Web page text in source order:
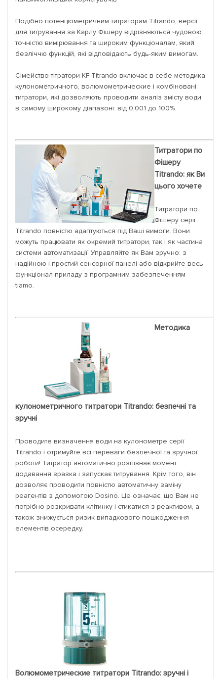
Подібно потенціометричним титраторам Titrando, версії
для титрування за Карлу Фішеру відрізняються чудовою
точністю вимірювання та широким функціоналам, який
безліччю функцій, які відповідають будь-яким вимогам.
Сімейство тітратори KF Titrando включає в себе методика
кулонометричного, волюмометрические і комбіновані
титратори, які дозволяють проводити аналіз змісту води
в самому широкому діапазоні: від 0,001 до 100%.
Титратори по
Фішеру
Titrando: як Ви
цього хочете
Титратори по
Фішеру серії
Titrando повністю адаптуються під Ваші вимоги. Вони
можуть працювати як окремий титратори, так і як частина
системи автоматизації. Управляйте як Вам зручно: з
надійною і простий сенсорної панелі або відкрийте весь
функціонал приладу з програмним забезпеченням
tiamo.
Методика
кулонометричного титратори Titrando: безпечні та
зручні
Проводите визначення води на кулонометре серії
Titrando і отримуйте всі переваги безпечної та зручної
роботи! Титратор автоматично розпізнає момент
додавання зразка і запускає титрування. Крім того, він
дозволяє проводити повністю автоматичну заміну
реагентів з допомогою Dosino. Це означає, що Вам не
потрібно розкривати клітинку і стикатися з реактивом, а
також знижується ризик випадкового пошкодження
елементів осередку.
Волюмометрические титратори Titrando: зручні і